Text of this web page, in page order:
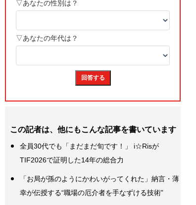
この記者は、他にもこんな記事を書いています
全員30代でも「まだまだ旬です！」 i☆Risが
TIF2026で証明した14年の総合力
「お局が孫のようにかわいがってくれた」納言・薄
幸が伝授する“職場の厄介者を手なずける技術”